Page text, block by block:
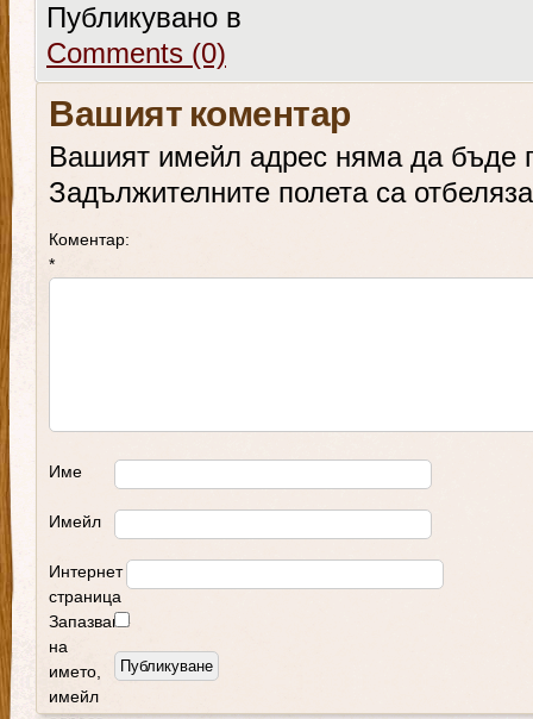
Публикувано в
Comments (0)
Вашият коментар
Вашият имейл адрес няма да бъде
Задължителните полета са
Коментар:
*
Име
Имейл
Интернет
страница
Запазване
на
името,
имейл